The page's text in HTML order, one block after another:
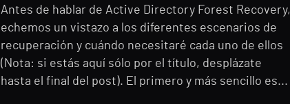
Antes de hablar de Active Directory Forest Recovery,
echemos un vistazo a los diferentes escenarios de
recuperación y cuándo necesitaré cada uno de ellos
(Nota: si estás aquí sólo por el título, desplázate
hasta el final del post). El primero y más sencillo es...